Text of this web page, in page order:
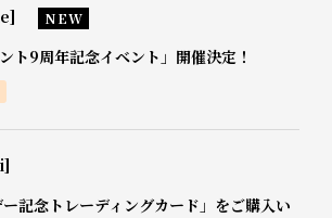
NEW
ト9周年記念イベント」開催決定！
ー記念トレーディングカード」をご購入い